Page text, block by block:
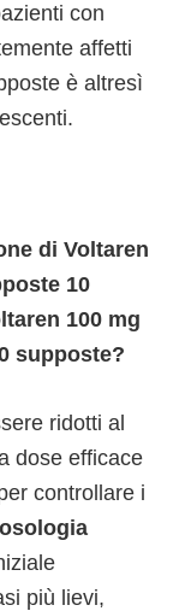
con
affetti
è altresì
di Voltaren
10
100 mg
supposte?
ridotti al
dose efficace
controllare i
più lievi,